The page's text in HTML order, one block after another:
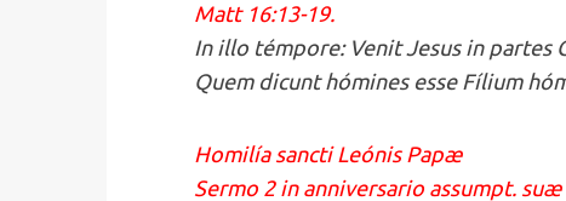
Matt 16:13-19.
In illo témpore: Venit Jesus in
Quem dicunt hómines esse Fílium
Homilía sancti Leónis Papæ
Sermo 2 in anniversario assumpt.